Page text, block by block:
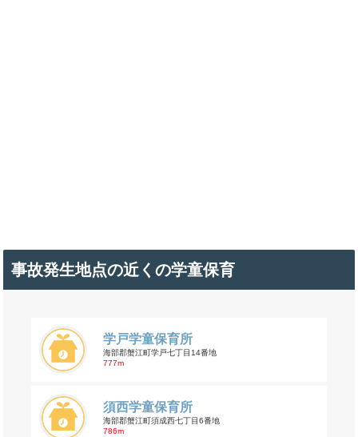
事故発生地点の近くの学童保育
学戸学童保育所
海部郡蟹江町学戸七丁目14番地
777m
須西学童保育所
海部郡蟹江町須成西七丁目6番地
786m